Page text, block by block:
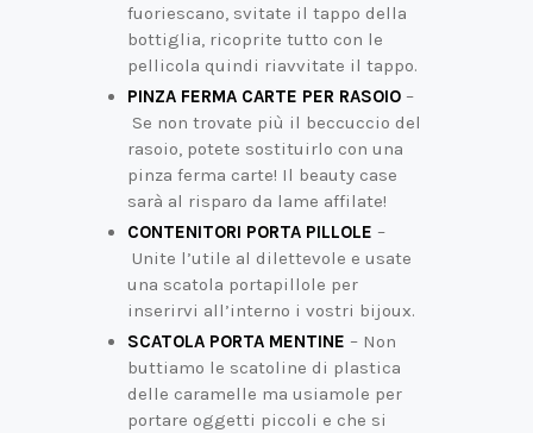
fuoriescano, svitate il tappo della
bottiglia, ricoprite tutto con le
pellicola quindi riavvitate il tappo.
PINZA FERMA CARTE PER RASOIO–
Se non trovate più il beccuccio del
rasoio, potete sostituirlo con una
pinza ferma carte! Il beauty case
sarà al risparo da lame affilate!
CONTENITORI PORTA PILLOLE –
Unite l’utile al dilettevole e usate
una scatola portapillole per
inserirvi all’interno i vostri bijoux.
SCATOLA PORTA MENTINE – Non
buttiamo le scatoline di plastica
delle caramelle ma usiamole per
portare oggetti piccoli e che si